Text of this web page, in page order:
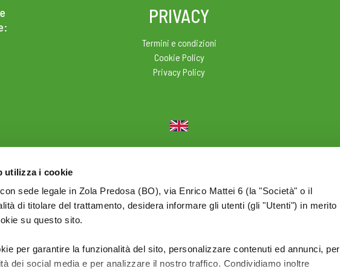
utilizza i cookie
sede legale in Zola Predosa (BO), via Enrico Mattei 6 (la "Società" o il
di titolare del trattamento, desidera informare gli utenti (gli "Utenti") in merito
su questo sito.
per garantire la funzionalità del sito, personalizzare contenuti ed annunci, per
dei social media e per analizzare il nostro traffico. Condividiamo inoltre
PRIVACY
Termini e condizioni
Cookie Policy
Privacy Policy